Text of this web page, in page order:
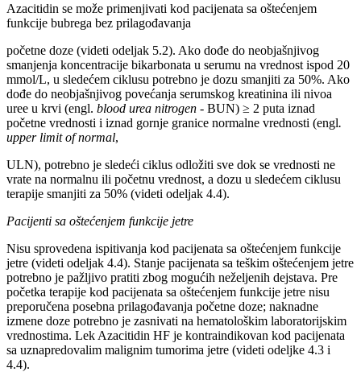
Azacitidin se može primenjivati kod pacijenata sa oštećenjem
funkcije bubrega bez prilagođavanja
početne doze (videti odeljak 5.2). Ako dođe do neobjašnjivog
smanjenja koncentracije bikarbonata u serumu na vrednost ispod 20
mmol/L, u sledećem ciklusu potrebno je dozu smanjiti za 50%. Ako
dođe do neobjašnjivog povećanja serumskog kreatinina ili nivoa
uree u krvi (engl. blood urea nitrogen - BUN) ≥ 2 puta iznad
početne vrednosti i iznad gornje granice normalne vrednosti (engl.
upper limit of normal,
ULN), potrebno je sledeći ciklus odložiti sve dok se vrednosti ne
vrate na normalnu ili početnu vrednost, a dozu u sledećem ciklusu
terapije smanjiti za 50% (videti odeljak 4.4).
Pacijenti sa oštećenjem funkcije jetre
Nisu sprovedena ispitivanja kod pacijenata sa oštećenjem funkcije
jetre (videti odeljak 4.4). Stanje pacijenata sa teškim oštećenjem jetre
potrebno je pažljivo pratiti zbog mogućih neželjenih dejstava. Pre
početka terapije kod pacijenata sa oštećenjem funkcije jetre nisu
preporučena posebna prilagođavanja početne doze; naknadne
izmene doze potrebno je zasnivati na hematološkim laboratorijskim
vrednostima. Lek Azacitidin HF je kontraindikovan kod pacijenata
sa uznapredovalim malignim tumorima jetre (videti odeljke 4.3 i
4.4).